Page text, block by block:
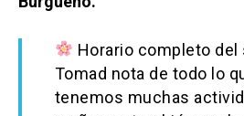
Horario completo del
Tomad nota de todo lo
tenemos muchas